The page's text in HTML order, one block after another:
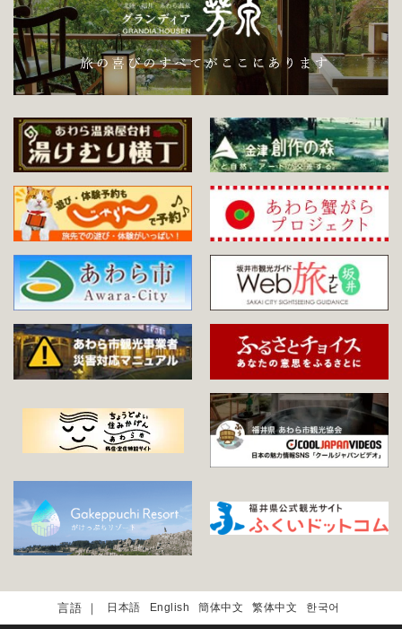
日本語 English 簡体中文 繁体中文 한국어